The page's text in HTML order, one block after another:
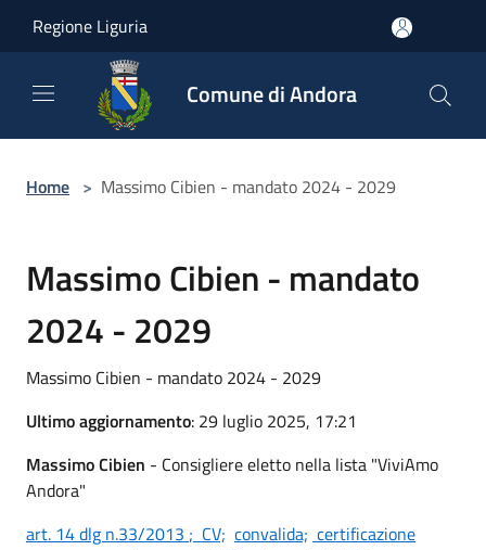
Regione Liguria
Comune di Andora
Home > Massimo Cibien - mandato 2024 - 2029
Massimo Cibien - mandato
2024 - 2029
Massimo Cibien - mandato 2024 - 2029
Ultimo aggiornamento: 29 luglio 2025, 17:21
Massimo Cibien - Consigliere eletto nella lista "ViviAmo
Andora"
art. 14 dlg n.33/2013 ; CV; convalida; certificazione